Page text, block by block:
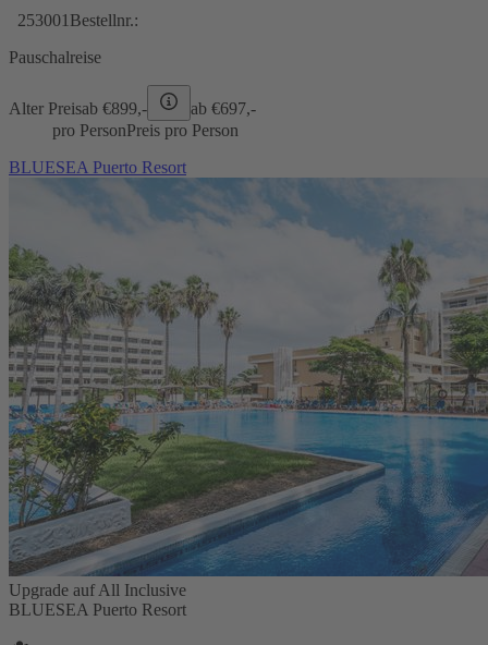
253001 Bestellnr.:
Pauschalreise
Alter Preisab €899,- ab €697,-
pro PersonPreis pro Person
BLUESEA Puerto Resort
Upgrade auf All Inclusive
BLUESEA Puerto Resort